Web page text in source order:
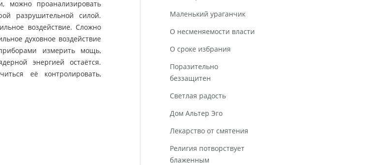
можно проанализировать
разрушительной силой.
воздействие. Сложно
духовное воздействие
измерить мощь,
энергией остаётся.
её контролировать,
Маленький ураганчик
О несменяемости власти
О сроке избрания
Поразительно
беззащитен
Светлая радость
Дом Альтер Эго
Лекарство от смятения
Религия потворствует
блаженным